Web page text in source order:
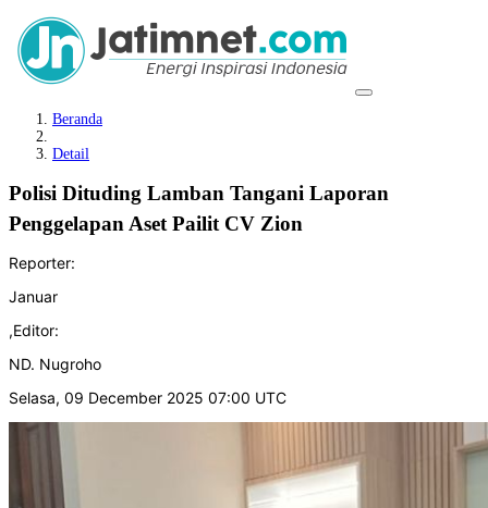
Beranda
Detail
Polisi Dituding Lamban Tangani Laporan
Penggelapan Aset Pailit CV Zion
Reporter:
Januar
,Editor:
ND. Nugroho
Selasa, 09 December 2025 07:00 UTC